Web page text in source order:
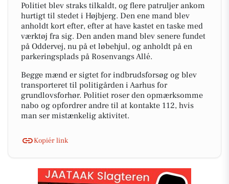
Politiet blev straks tilkaldt, og flere patruljer ankom
hurtigt til stedet i Højbjerg. Den ene mand blev
anholdt kort efter, efter at have kastet en taske med
værktøj fra sig. Den anden mand blev senere fundet
på Oddervej, nu på et løbehjul, og anholdt på en
parkeringsplads på Rosenvangs Allé.
Begge mænd er sigtet for indbrudsforsøg og blev
transporteret til politigården i Aarhus for
grundlovsforhør. Politiet roser den opmærksomme
nabo og opfordrer andre til at kontakte 112, hvis
man ser mistænkelig aktivitet.
Kopiér link